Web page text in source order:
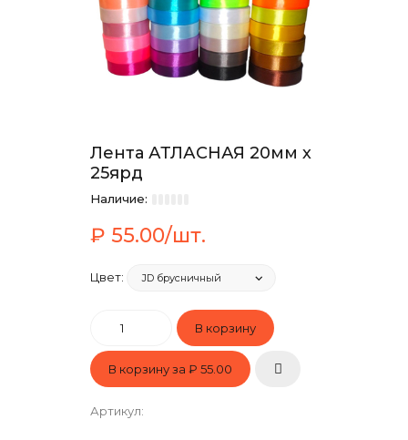
Лента АТЛАСНАЯ 20мм х
25ярд
Наличие:
₽ 55.00/шт.
Цвет:
В корзину за ₽ 55.00
Артикул: